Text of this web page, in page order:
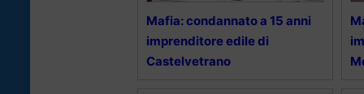
Mafia: condannato a 15 anni
imprenditore edile di
Castelvetrano